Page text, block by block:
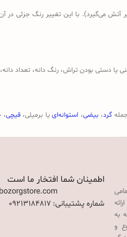
می‌گیرد). با این تغییر رنگ جزئی
دستی بودن تراش، رنگ دانه، تعداد
گرد، بیضی، استوانه‌اییا برمیلی،قیچی،
به
و
اطمینان شما افتخار ما است
شماره پشتیبانی: 09213184817